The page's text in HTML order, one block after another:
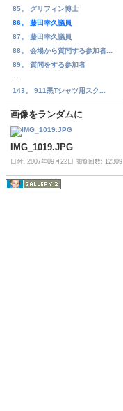
85。 グリフィン博士
86。 藤田幸久議員
87。 藤田幸久議員
88。 会場から質問する参加者...
89。 質問をする参加者
143。 911黒Tシャツ用スク...
画像をランダムに
IMG_1019.JPG
日付: 2007年09月22日 閲覧回数: 12309